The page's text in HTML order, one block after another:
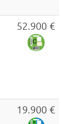
52.900 €
19.900 €